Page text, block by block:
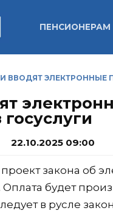
ПЕНСИОНЕРАМ
ВВОДЯТ ЭЛЕКТРОННЫЕ
22.10.2025 09:00
закона об
будет
в русле